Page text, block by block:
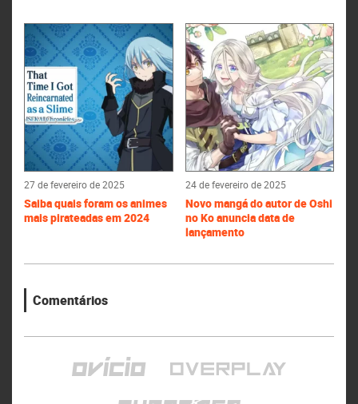
27 de fevereiro de 2025
Saiba quais foram os animes
mais pirateadas em 2024
24 de fevereiro de 2025
Novo mangá do autor de Oshi
no Ko anuncia data de
lançamento
Comentários